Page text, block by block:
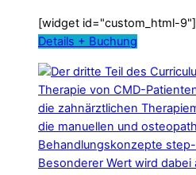
[widget id="custom_html-9"]
Details + Buchung